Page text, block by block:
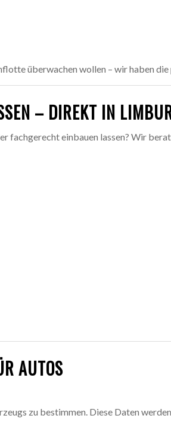
überwachen wollen – wir haben die
– DIREKT IN
fachgerecht einbauen lassen? Wir
AUTOS
zu bestimmen. Diese Daten